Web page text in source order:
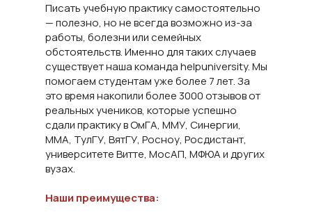
Писать учебную практику самостоятельно
— полезно, но не всегда возможно из-за
работы, болезни или семейных
обстоятельств. Именно для таких случаев
существует наша команда helpuniversity. Мы
помогаем студентам уже более 7 лет. За
это время накопили более 3000 отзывов от
реальных учеников, которые успешно
сдали практику в ОмГА, ММУ, Синергии,
ММА, ТулГУ, ВятГУ, Росноу, Росдистант,
университете Витте, МосАП, МФЮА и других
вузах.
Наши преимущества: